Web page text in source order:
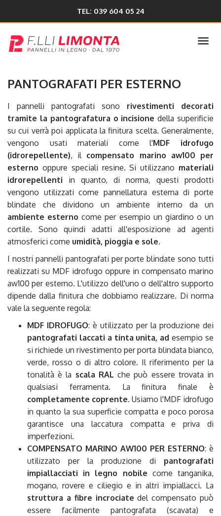
TEL: 039 604 05 24
PANTOGRAFATI PER ESTERNO
I pannelli pantografati sono rivestimenti decorati
tramite la pantografatura o incisione della superificie
su cui verrà poi applicata la finitura scelta. Generalmente,
vengono usati materiali come l'MDF idrofugo
(idrorepellente), il compensato marino aw100 per
esterno oppure speciali resine. Si utilizzano materiali
idrorepellenti in quanto, di norma, questi prodotti
vengono utilizzati come pannellatura esterna di porte
blindate che dividono un ambiente interno da un
ambiente esterno come per esempio un giardino o un
cortile. Sono quindi adatti all'esposizione ad agenti
atmosferici come umidità, pioggia e sole.
I nostri pannelli pantografati per porte blindate sono tutti
realizzati su MDF idrofugo oppure in compensato marino
aw100 per esterno. L'utilizzo dell'uno o dell'altro supporto
dipende dalla finitura che dobbiamo realizzare. Di norma
vale la seguente regola:
MDF IDROFUGO: è utilizzato per la produzione dei
pantografati laccati a tinta unita, ad esempio se
si richiede un rivestimento per porta blindata bianco,
verde, rosso o di altro colore. Il riferimento per la
tonalità è la scala RAL che può essere trovata in
qualsiasi ferramenta. La finitura finale è
completamente coprente. Usiamo l'MDF idrofugo
in quanto la sua superficie compatta e poco porosa
garantisce una laccatura compatta e priva di
imperfezioni.
COMPENSATO MARINO AW100 PER ESTERNO: è
utilizzato per la produzione di pantografati
impiallacciati in legno nobile come tanganika,
mogano, rovere e ciliegio e in altri impiallacci. La
struttura a fibre incrociate del compensato può
essere facilmente pantografata (scavata) e